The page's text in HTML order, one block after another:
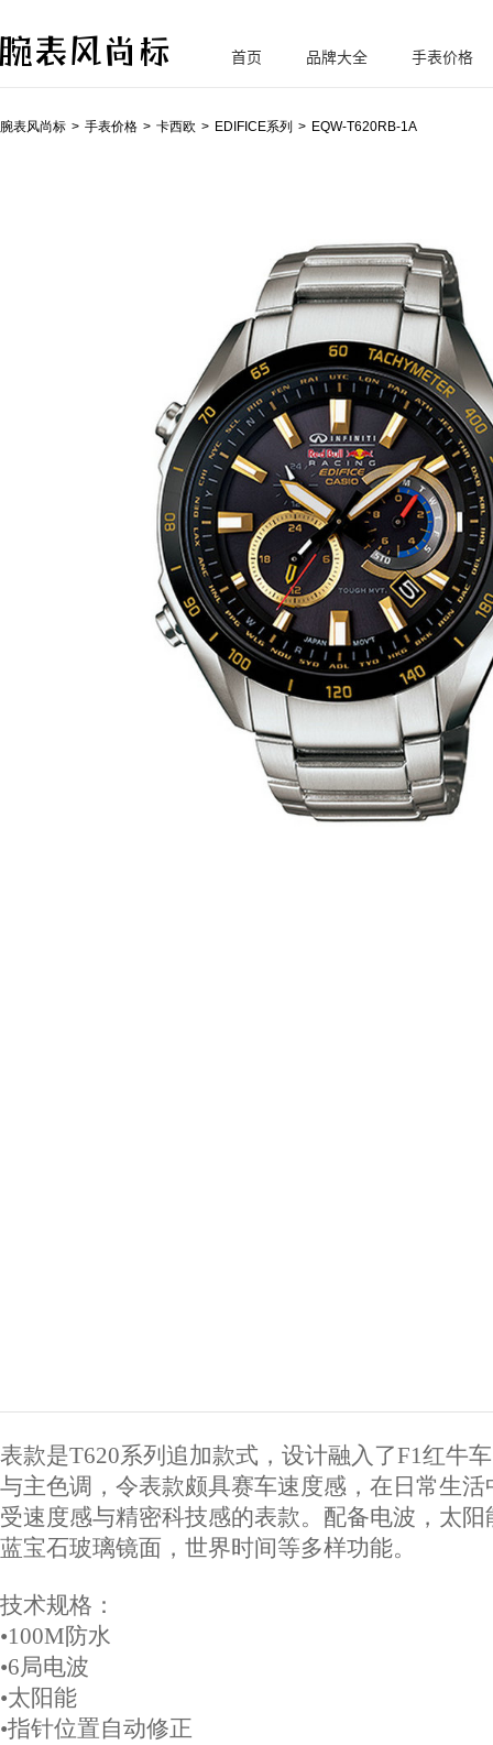
腕
首页 品牌大全 手表价格
腕表风尚标 手表价格 卡西欧 EDIFICE系列 EQW-T620RB-1A
表款是T620系列追加款式，设计融入了F1红牛
与主色调，令表款颇具赛车速度感，在日常生活
受速度感与精密科技感的表款。配备电波，太阳
蓝宝石玻璃镜面，世界时间等多样功能。
技术规格：
•100M防水
•6局电波
•太阳能
•指针位置自动修正